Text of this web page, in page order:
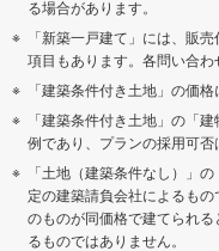
る場合があります。
「新築一戸建て」には、販
項目もあります。各問い合わ
「建築条件付き土地」の価
「建築条件付き土地」の「
例であり、プランの採用可否
「土地（建築条件なし）」
定の建築請負会社によるも
のものが同価格で建てられ
るものではありません。